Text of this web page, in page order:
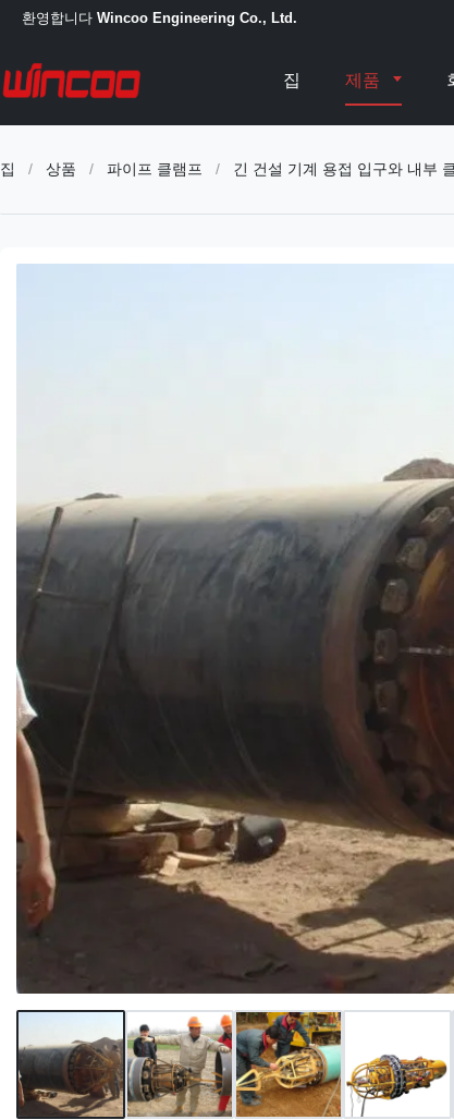
환영합니다 Wincoo Engineering Co., Ltd.
집 제품
집 / 상품 / 파이프 클램프 / 긴 건설 기계 용접 입구와 내부